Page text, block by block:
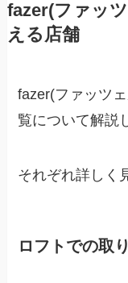
fazer(ファッ
える店舗
fazer(ファッツ
覧について解説
それぞれ詳しく
ロフトでの取